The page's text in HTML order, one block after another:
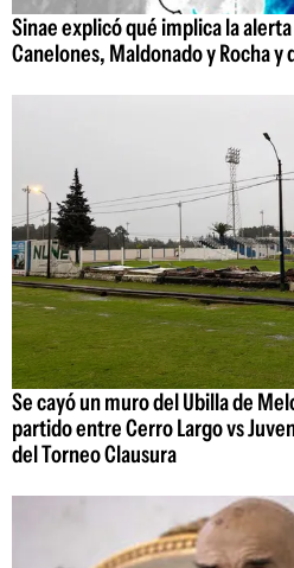
Sinae explicó qué implica la
Canelones, Maldonado y Rocha y
Se cayó un muro del Ubilla de
partido entre Cerro Largo vs
del Torneo Clausura